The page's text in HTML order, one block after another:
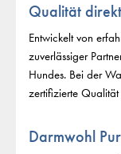
Qualität
Entwickelt von
zuverlässiger
Hundes. Bei der
zertifizierte
Darmwohl Pur